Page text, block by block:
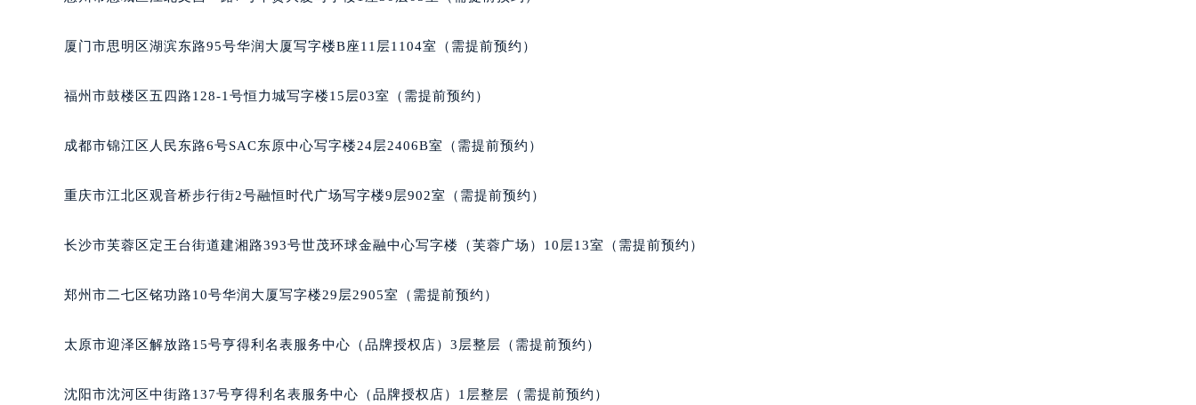
厦门市思明区湖滨东路95号华润大厦写字楼B座11层1104室（需提前预约）
福州市鼓楼区五四路128-1号恒力城写字楼15层03室（需提前预约）
成都市锦江区人民东路6号SAC东原中心写字楼24层2406B室（需提前预约）
重庆市江北区观音桥步行街2号融恒时代广场写字楼9层902室（需提前预约）
长沙市芙蓉区定王台街道建湘路393号世茂环球金融中心写字楼（芙蓉广场）10层13室（需提前预约）
郑州市二七区铭功路10号华润大厦写字楼29层2905室（需提前预约）
太原市迎泽区解放路15号亨得利名表服务中心（品牌授权店）3层整层（需提前预约）
沈阳市沈河区中街路137号亨得利名表服务中心（品牌授权店）1层整层（需提前预约）